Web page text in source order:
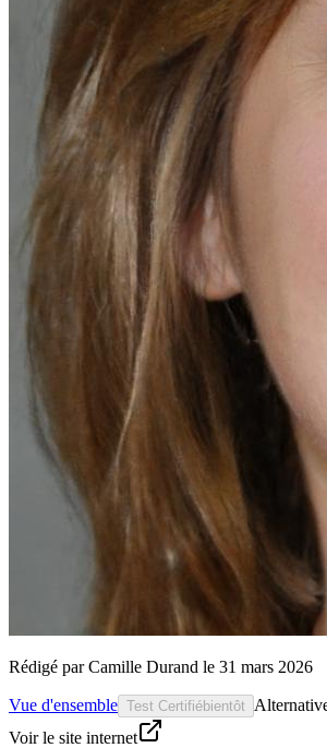
Rédigé par Camille Durand le 31 mars 2026
Vue d'ensemble Test Certifiébientôt
Voir le site internet